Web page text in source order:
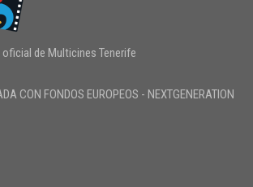
de Multicines Tenerife
CON FONDOS EUROPEOS - NEXTGENERATION